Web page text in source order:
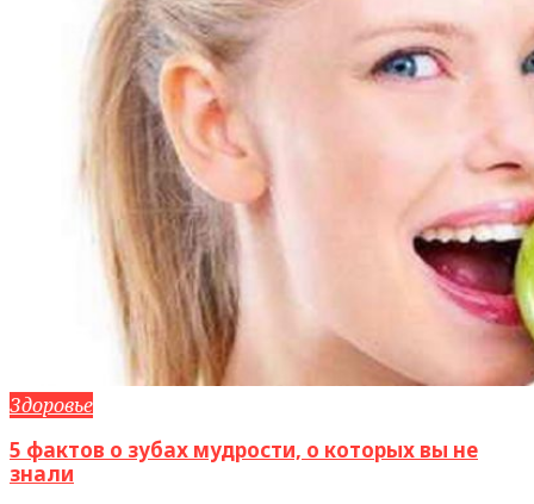
Здоровье
5 фактов о зубах мудрости, о которых вы не
знали